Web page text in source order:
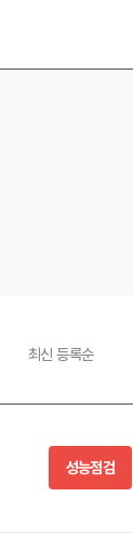
성능점검